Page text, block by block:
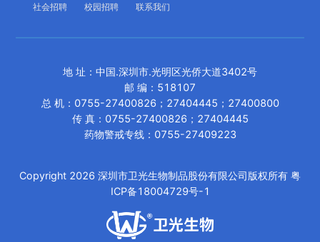
社会招聘 校园招聘 联系我们
地 址 ： 中国.深圳市.光明区光侨大道3402号
邮 编：518107
总 机： 0755-27400826；27404445；27400800
传 真： 0755-27400826；27404445
药物警戒专线：0755-27409223
Copyright 2026 深圳市卫光生物制品股份有限公司版权所有 粤
ICP备18004729号-1